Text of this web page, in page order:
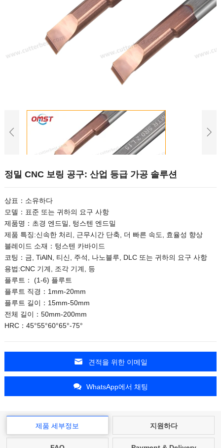
정밀 CNC 보링 공구: 산업 등급 가공 솔루션
상표：소유하다
모델：표준 또는 귀하의 요구 사항
제품명：초경 엔드밀, 텅스텐 엔드밀
제품 특징:신속한 처리, 근무시간 단축, 더 빠른 속도, 효율성 향상
블레이드 소재：텅스텐 카바이드
코팅：금, TiAlN, 티신, 주석, 나노블루, DLC 또는 귀하의 요구 사항
용법:CNC 기계, 조각 기계, 등
플루트： (1-6) 플루트
플루트 직경：1mm-20mm
플루트 길이：15mm-50mm
전체 길이：50mm-200mm
HRC：45°55°60°65°-75°
견적을 위한 이메일
WhatsApp에서 채팅
제품 세부정보 지원하다